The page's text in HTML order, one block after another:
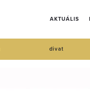
AKTUÁLIS
divat